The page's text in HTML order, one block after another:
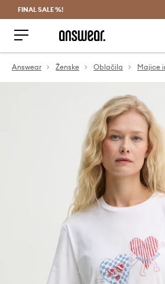
FINAL SALE %!
Answear Ženske Oblačila Majice